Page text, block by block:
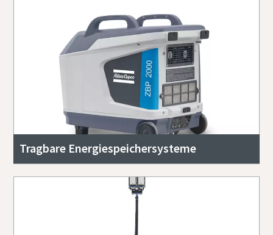
Tragbare Energiespeichersysteme